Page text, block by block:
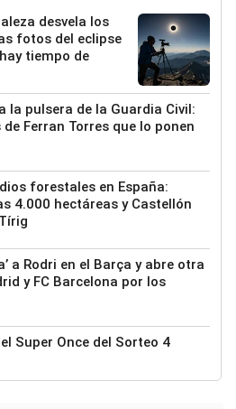
desvela los
fotos del eclipse
tiempo de
la pulsera de la Guardia Civil:
Ferran Torres que lo ponen
forestales en España:
4.000 hectáreas y Castellón
a Rodri en el Barça y abre otra
y FC Barcelona por los
Super Once del Sorteo 4